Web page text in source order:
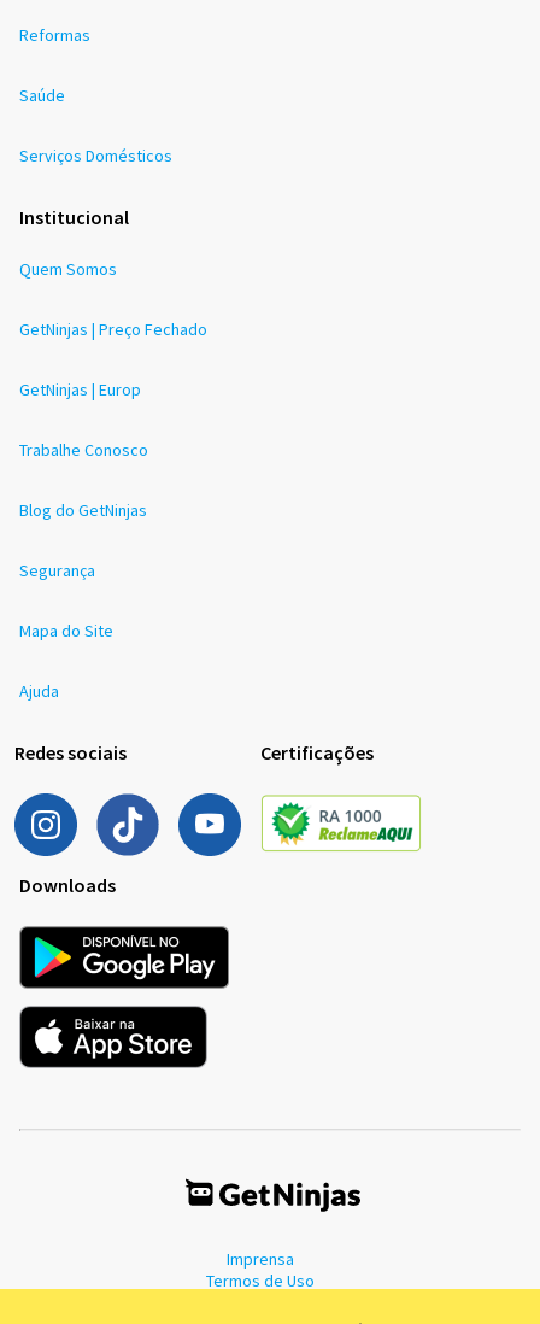
Reformas
Saúde
Serviços Domésticos
Institucional
Quem Somos
GetNinjas | Preço Fechado
GetNinjas | Europ
Trabalhe Conosco
Blog do GetNinjas
Segurança
Mapa do Site
Ajuda
Redes sociais Certificações
Downloads
Imprensa
Termos de Uso